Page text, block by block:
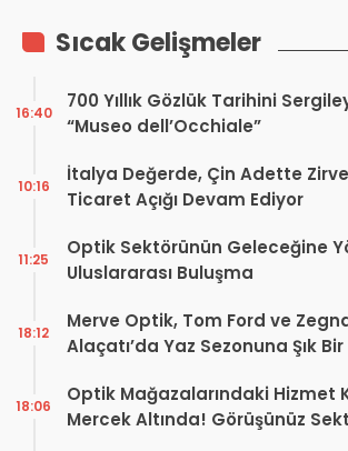
Sıcak Gelişmeler
700 Yıllık Gözlük Tarihini
“Museo dell’Occhiale”
16:40
İtalya Değerde, Çin Adette
Ticaret Açığı Devam Ediyor
10:16
Optik Sektörünün Geleceğine
Uluslararası Buluşma
11:25
Merve Optik, Tom Ford ve
Alaçatı’da Yaz Sezonuna Şık
18:12
Optik Mağazalarındaki Hizmet
Mercek Altında! Görüşünüz
18:06